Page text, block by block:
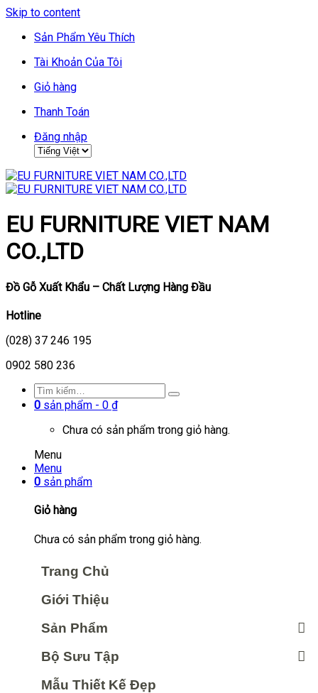
Skip to content
Sản Phẩm Yêu Thích
Tài Khoản Của Tôi
Giỏ hàng
Thanh Toán
Đăng nhập
EU FURNITURE VIET NAM
CO.,LTD
Đồ Gỗ Xuất Khẩu – Chất Lượng Hàng Đầu
Hotline
(028) 37 246 195
0902 580 236
0 sản phẩm - 0 ₫
Chưa có sản phẩm trong giỏ hàng.
Menu
Menu
0 sản phẩm
Giỏ hàng
Chưa có sản phẩm trong giỏ hàng.
Trang Chủ
Giới Thiệu
Sản Phẩm
Bộ Sưu Tập
Mẫu Thiết Kế Đẹp